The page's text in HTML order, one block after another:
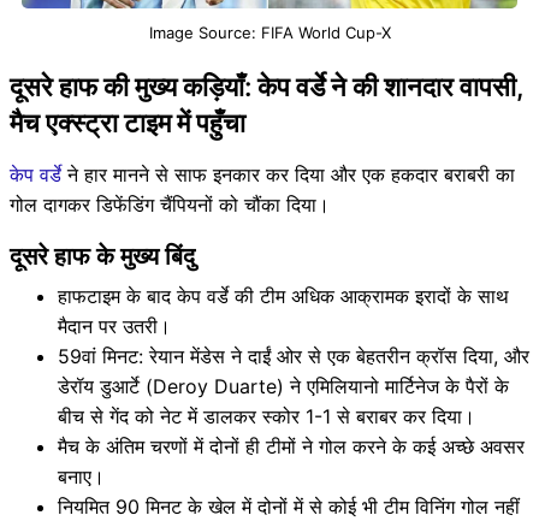
Image Source: FIFA World Cup-X
दूसरे हाफ की मुख्य कड़ियाँ: केप वर्डे ने की शानदार वापसी,
मैच एक्स्ट्रा टाइम में पहुँचा
केप वर्डेने हार मानने से साफ इनकार कर दिया और एक हकदार बराबरी का
गोल दागकर डिफेंडिंग चैंपियनों को चौंका दिया।
दूसरे हाफ के मुख्य बिंदु
हाफटाइम के बाद केप वर्डे की टीम अधिक आक्रामक इरादों के साथ
मैदान पर उतरी।
59वां मिनट: रेयान मेंडेस ने दाईं ओर से एक बेहतरीन क्रॉस दिया, और
डेरॉय डुआर्टे (Deroy Duarte) ने एमिलियानो मार्टिनेज के पैरों के
बीच से गेंद को नेट में डालकर स्कोर 1-1 से बराबर कर दिया।
मैच के अंतिम चरणों में दोनों ही टीमों ने गोल करने के कई अच्छे अवसर
बनाए।
नियमित 90 मिनट के खेल में दोनों में से कोई भी टीम विनिंग गोल नहीं